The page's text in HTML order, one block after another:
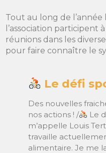
Tout au long de l’année
l’association participent
réunions dans les
pour faire connaître le
Le défi
Des nouvelles
nos actions ! /
Le
m’appelle Louis
travaille
alimentaire. Je me